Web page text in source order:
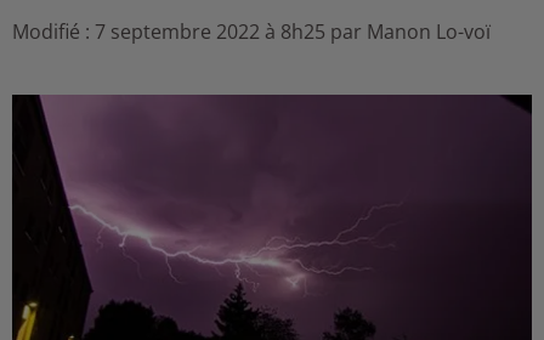
Modifié : 7 septembre 2022 à 8h25 par Manon Lo-voï